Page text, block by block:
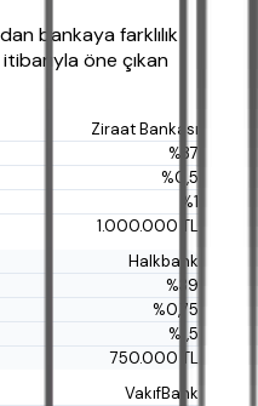
bankaya farklılık
öne çıkan
Ziraat Bankası
%37
%0,5
%1
1.000.000 TL
Halkbank
%39
%0,75
%1,5
750.000 TL
VakıfBank